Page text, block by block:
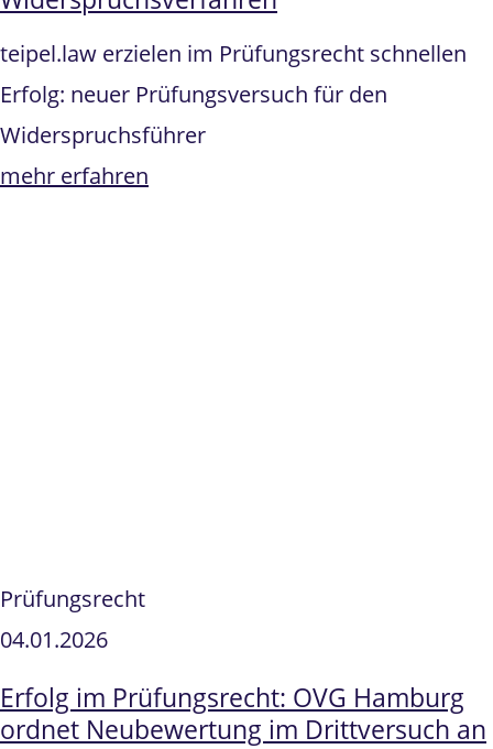
teipel.law erzielen im Prüfungsrecht schnellen
Erfolg: neuer Prüfungsversuch für den
Widerspruchsführer
mehr erfahren
Prüfungsrecht
04.01.2026
Erfolg im Prüfungsrecht: OVG Hamburg
ordnet Neubewertung im Drittversuch an